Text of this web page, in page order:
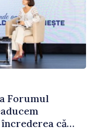
Forumul
că